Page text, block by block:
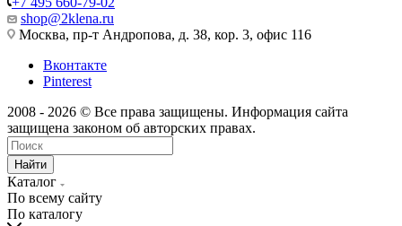
shop@2klena.ru
Москва, пр-т Андропова, д. 38, кор. 3, офис 116
Вконтакте
Pinterest
2008 - 2026 © Все права защищены. Информация сайта
защищена законом об авторских правах.
Найти
Каталог
По всему сайту
По каталогу